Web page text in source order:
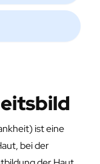
ist eine
bei der